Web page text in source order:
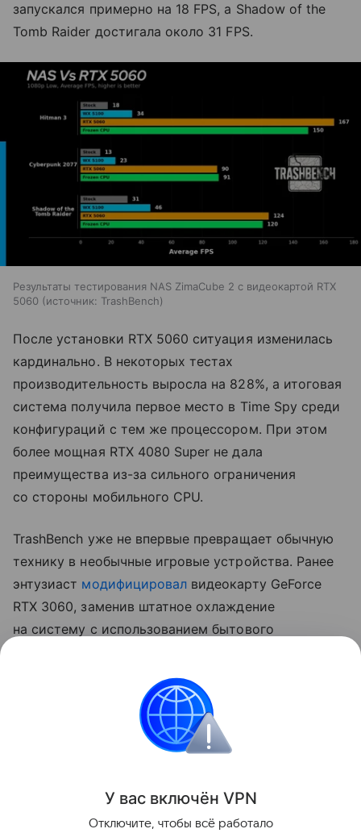
запускался примерно на 18 FPS, а Shadow of the
Tomb Raider достигала около 31 FPS.
Результаты тестирования NAS ZimaCube 2 с видеокартой RTX
5060
источник: TrashBench
После установки RTX 5060 ситуация изменилась
кардинально. В некоторых тестах
производительность выросла на 828%, а итоговая
система получила первое место в Time Spy среди
конфигураций с тем же процессором. При этом
более мощная RTX 4080 Super не дала
преимущества из-за сильного ограничения
со стороны мобильного CPU.
TrashBench уже не впервые превращает обычную
технику в необычные игровые устройства. Ранее
энтузиаст модифицировал видеокарту GeForce
RTX 3060, заменив штатное охлаждение
на систему с использованием бытового
конструкция позволила снизить температуру GPU
примерно с 60 до 22−23°C, хотя сама система
оказалась сложной в настройке и потребовала
доработки контура охлаждения.
Поделиться
У вас включён VPN
Отключите, чтобы всё работало